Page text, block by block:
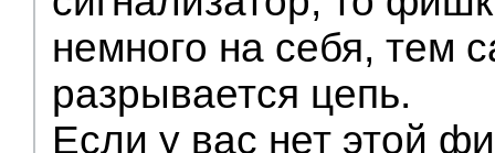
немного на себя, тем
разрывается цепь.
Если у вас нет этой